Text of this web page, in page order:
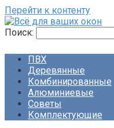
Перейти к контенту
Поиск:
ПВХ
Деревянные
Комбинированные
Алюминиевые
Советы
Комплектующие